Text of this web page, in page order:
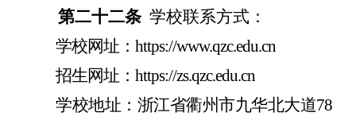
第二十二条 学校联系方式：
学校网址： https://www.qzc.edu.cn
招生网址： https://zs.qzc.edu.cn
学校地址：浙江省衢州市九华北大道78